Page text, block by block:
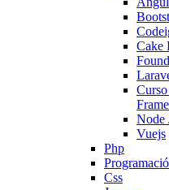
Cake
Node
Vuejs
Php
Css